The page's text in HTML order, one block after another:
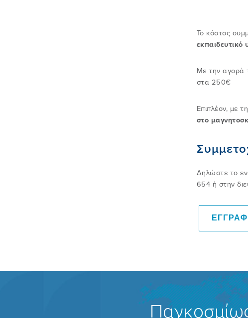
Το κόστος
εκπαιδευτικό
Με την αγορά
στα 250€
Επιπλέον, με
στο
Δηλώστε το
654 ή στην